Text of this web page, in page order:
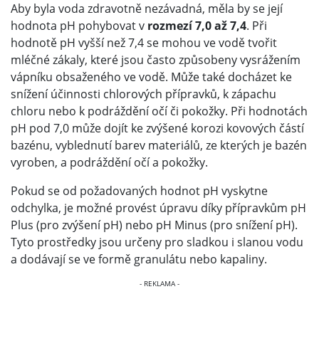
Aby byla voda zdravotně nezávadná, měla by se její
hodnota pH pohybovat v rozmezí 7,0 až 7,4. Při
hodnotě pH vyšší než 7,4 se mohou ve vodě tvořit
mléčné zákaly, které jsou často způsobeny vysrážením
vápníku obsaženého ve vodě. Může také docházet ke
snížení účinnosti chlorových přípravků, k zápachu
chloru nebo k podráždění očí či pokožky. Při hodnotách
pH pod 7,0 může dojít ke zvýšené korozi kovových částí
bazénu, vyblednutí barev materiálů, ze kterých je bazén
vyroben, a podráždění očí a pokožky.
Pokud se od požadovaných hodnot pH vyskytne
odchylka, je možné provést úpravu díky přípravkům pH
Plus (pro zvýšení pH) nebo pH Minus (pro snížení pH).
Tyto prostředky jsou určeny pro sladkou i slanou vodu
a dodávají se ve formě granulátu nebo kapaliny.